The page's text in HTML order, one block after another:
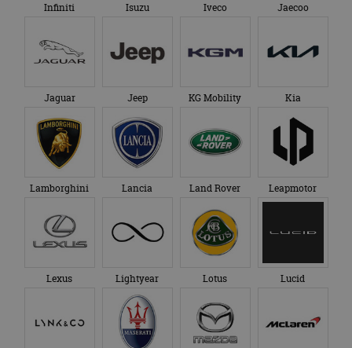
Infiniti Isuzu Iveco Jaecoo
Jaguar Jeep KG Mobility Kia
Lamborghini Lancia Land Rover Leapmotor
Lexus Lightyear Lotus Lucid